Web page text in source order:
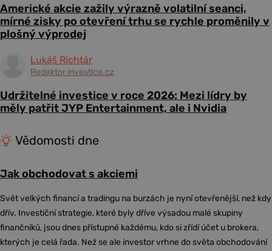
Americké akcie zažily výrazně volatilní seanci,
mírné zisky po otevření trhu se rychle proměnily v
plošný výprodej
Lukáš Richtár
Redaktor investice.cz
Udržitelné investice v roce 2026: Mezi lídry by
měly patřit JYP Entertainment, ale i Nvidia
Vědomosti dne
Jak obchodovat s akciemi
Svět velkých financí a tradingu na burzách je nyní otevřenější, než kdy
dřív. Investiční strategie, které byly dříve výsadou malé skupiny
finančníků, jsou dnes přístupné každému, kdo si zřídí účet u brokera,
kterých je celá řada. Než se ale investor vrhne do světa obchodování